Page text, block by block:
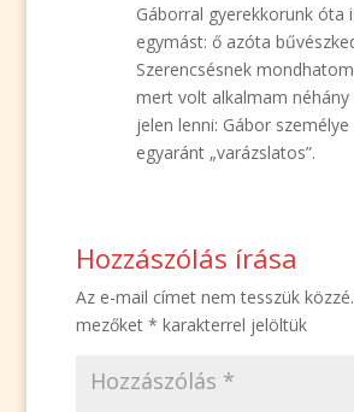
Gáborral gyerekkorunk óta
egymást: ő azóta
Szerencsésnek
mert volt alkalmam néhány
jelen lenni: Gábor
egyaránt „varázslatos”.
Hozzászólás írása
Az e-mail címet nem tesszük közzé.
mezőket * karakterrel jelöltük